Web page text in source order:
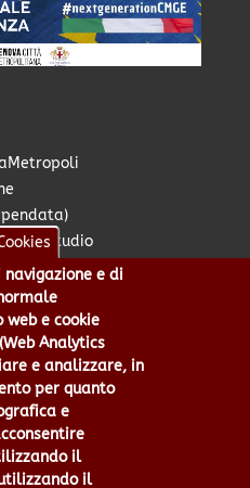
allo Studio
online
- Piazzale Mazzini 2 -16122 -
00949170104 | Codice IPA: cmge
e di
e cookie
Analytics
e analizzare, in
per quanto
e
il
il